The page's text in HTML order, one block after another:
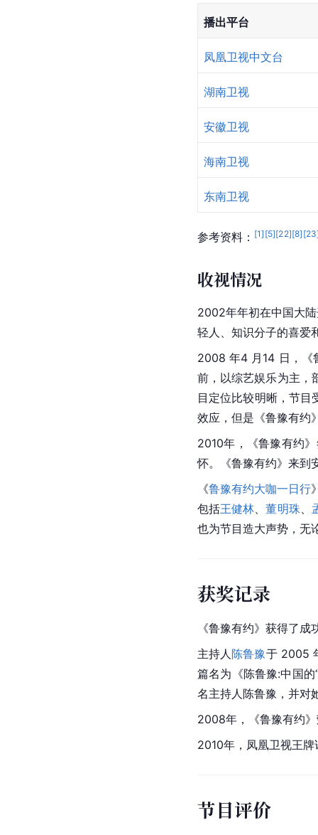
播出平台
凤凰卫视中文台
湖南卫视
安徽卫视
海南卫视
东南卫视
参考资料： [1] [5][22][8] [23
收视情况
2002年年初在中国大
轻人、知识分子的喜爱
2008 年4 月14 日，《
前，以综艺娱乐为主，
目定位比较明晰，节目
效应，但是《鲁豫有约
2010年，《鲁豫有约
怀。《鲁豫有约》来到
《鲁豫有约大咖一日行
包括王健林 、董明珠
也为节目造大声势，无
获奖记录
《鲁豫有约》获得了
主持人陈鲁豫于 2005
篇名为《陈鲁豫:中国
名主持人陈鲁豫，并对
2008年，《鲁豫有约
2010年，凤凰卫视王牌
节目评价